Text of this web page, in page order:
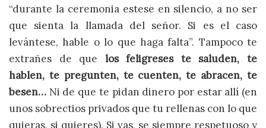
“durante la ceremonia estese en silencio, a no ser
que sienta la llamada del señor. Si es el caso
levántese, hable o lo que haga falta”. Tampoco te
extrañes de que los feligreses te saluden, te
hablen, te pregunten, te cuenten, te abracen, te
besen… Ni de que te pidan dinero por estar allí (en
unos sobrectios privados que tu rellenas con lo que
quieras, si quieres). Si vas, se siempre respetuoso y